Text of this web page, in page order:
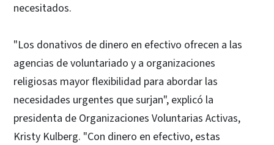
necesitados.
"Los donativos de dinero en efectivo ofrecen a las
agencias de voluntariado y a organizaciones
religiosas mayor flexibilidad para abordar las
necesidades urgentes que surjan", explicó la
presidenta de Organizaciones Voluntarias Activas,
Kristy Kulberg. "Con dinero en efectivo, estas